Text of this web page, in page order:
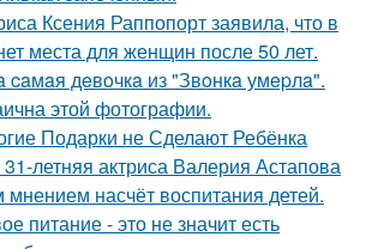
Ксения Раппопорт заявила, что в
места для женщин после 50 лет.
caмaя дeвoчкa из "Звoнкa умepлa".
этой фотографии.
Подарки не Сделают Ребёнка
летняя актриса Валерия Астапова
мнением насчёт воспитания детей.
питание - это не значит есть